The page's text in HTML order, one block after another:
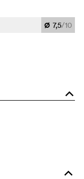
Ø 7,5/10
o
o